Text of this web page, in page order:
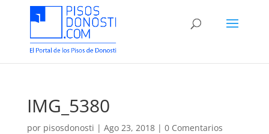
IMG_5380
por pisosdonosti | Ago 23, 2018| 0 Comentarios